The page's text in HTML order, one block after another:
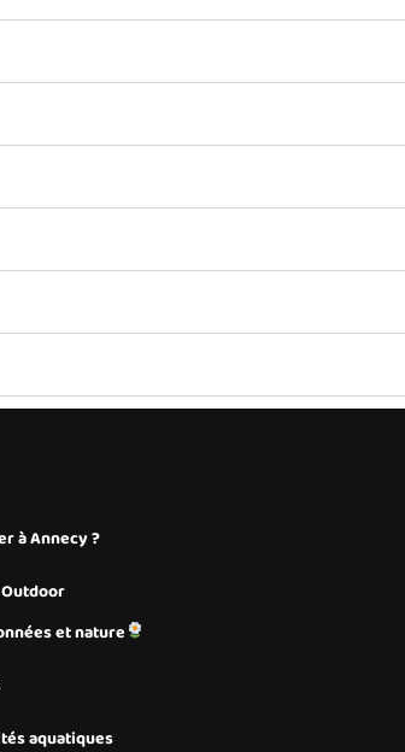
à Annecy ?
et nature
aquatiques